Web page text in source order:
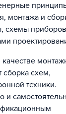
монтажа и
схемы
сборка схем,
техники.
и